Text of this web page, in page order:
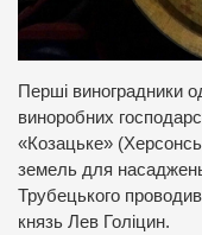
Перші виноградники
виноробних
«Козацьке»
земель для
Трубецького проводив
князь Лев Голіцин.